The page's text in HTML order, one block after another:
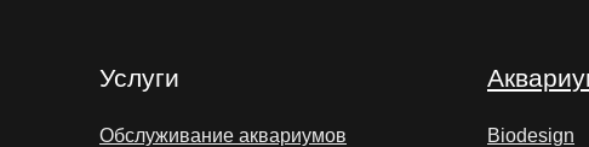
Biodesign
Услуги
Обслуживание аквариумов